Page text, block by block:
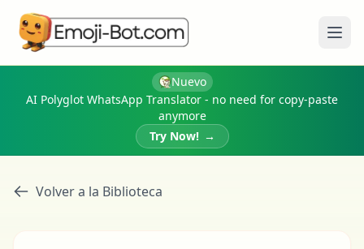
Nuevo
AI Polyglot WhatsApp Translator - no need for copy-paste
anymore
Try Now! →
Volver a la Biblioteca